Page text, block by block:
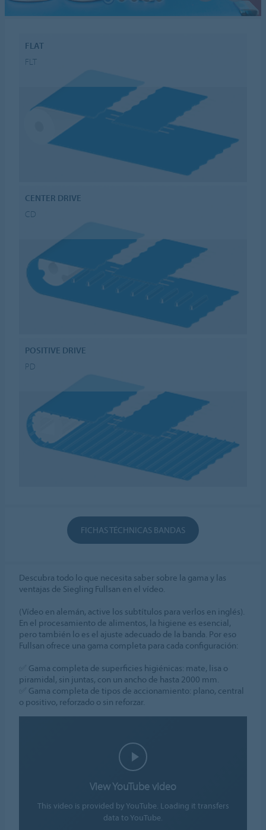
FLAT
FLT
CENTER DRIVE
CD
POSITIVE DRIVE
PD
FICHAS TÉCHNICAS BANDAS
Descubra todo lo que necesita saber sobre la gama y las
ventajas de Siegling Fullsan en el vídeo.
(Vídeo en alemán, active los subtítulos para verlos en inglés).
En el procesamiento de alimentos, la higiene es esencial,
pero también lo es el ajuste adecuado de la banda. Por eso
Fullsan ofrece una gama completa para cada configuración:
✅ Gama completa de superficies higiénicas: mate, lisa o
piramidal, sin juntas, con un ancho de hasta 2000 mm.
✅ Gama completa de tipos de accionamiento: plano, central
o positivo, reforzado o sin reforzar.
View YouTube video
This video is provided by YouTube. Loading it transfers
data to YouTube.